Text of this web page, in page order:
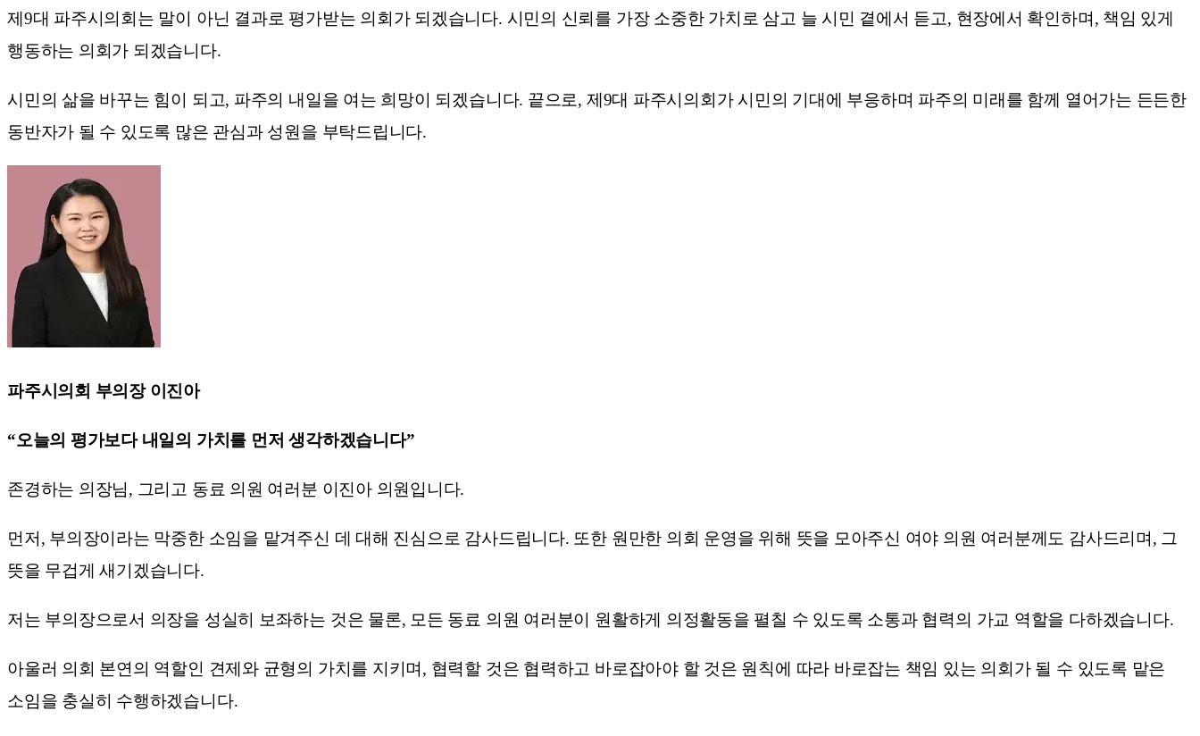
제9대 파주시의회는 말이 아닌 결과로 평가받는 의회가 되겠습니다. 시민의 신뢰를 가장 소중한 가치로 삼고 늘 시민 곁에서 듣고, 현장에서 확인하며, 책임 있게
행동하는 의회가 되겠습니다.
시민의 삶을 바꾸는 힘이 되고, 파주의 내일을 여는 희망이 되겠습니다. 끝으로, 제9대 파주시의회가 시민의 기대에 부응하며 파주의 미래를 함께 열어가는 든든한
동반자가 될 수 있도록 많은 관심과 성원을 부탁드립니다.
파주시의회 부의장 이진아
“오늘의 평가보다 내일의 가치를 먼저 생각하겠습니다”
존경하는 의장님, 그리고 동료 의원 여러분 이진아 의원입니다.
먼저, 부의장이라는 막중한 소임을 맡겨주신 데 대해 진심으로 감사드립니다. 또한 원만한 의회 운영을 위해 뜻을 모아주신 여야 의원 여러분께도 감사드리며, 그
뜻을 무겁게 새기겠습니다.
저는 부의장으로서 의장을 성실히 보좌하는 것은 물론, 모든 동료 의원 여러분이 원활하게 의정활동을 펼칠 수 있도록 소통과 협력의 가교 역할을 다하겠습니다.
아울러 의회 본연의 역할인 견제와 균형의 가치를 지키며, 협력할 것은 협력하고 바로잡아야 할 것은 원칙에 따라 바로잡는 책임 있는 의회가 될 수 있도록 맡은
소임을 충실히 수행하겠습니다.